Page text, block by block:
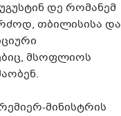
დე რომანემ
თბილისისა და
მსოფლიოს
მინისტრის